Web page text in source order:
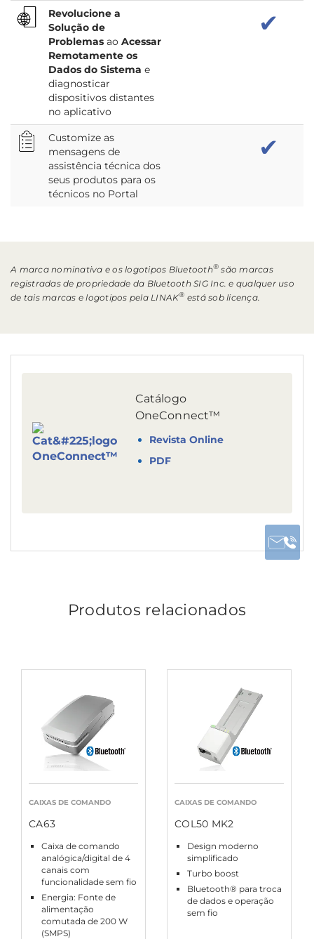
Revolucione a
Solução de
Problemas ao Acessar
Remotamente os
Dados do Sistema e
diagnosticar
dispositivos distantes
no aplicativo
✔
Customize as
mensagens de
assistência técnica dos
seus produtos para os
técnicos no Portal
✔
A marca nominativa e os logotipos Bluetooth® são marcas
registradas de propriedade da Bluetooth SIG Inc. e qualquer uso
de tais marcas e logotipos pela LINAK® está sob licença.
Catálogo
OneConnect™
Revista Online
PDF
Produtos relacionados
CAIXAS DE COMANDO
CA63
Caixa de comando
analógica/digital de 4
canais com
funcionalidade sem fio
Energia: Fonte de
alimentação
comutada de 200 W
(SMPS)
CAIXAS DE COMANDO
COL50 MK2
Design moderno
simplificado
Turbo boost
Bluetooth® para troca
de dados e operação
sem fio